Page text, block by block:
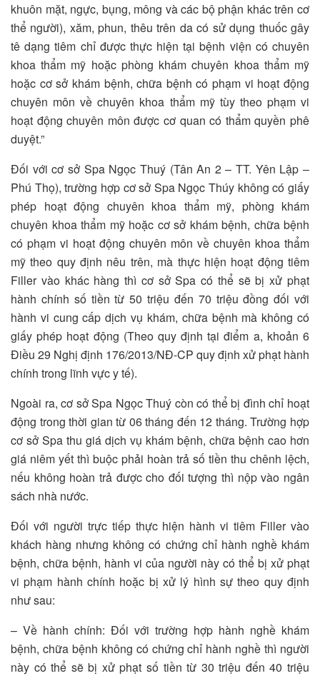
khuôn mặt, ngực, bụng, mông và các bộ phận khác trên cơ
thể người), xăm, phun, thêu trên da có sử dụng thuốc gây
tê dạng tiêm chỉ được thực hiện tại bệnh viện có chuyên
khoa thẩm mỹ hoặc phòng khám chuyên khoa thẩm mỹ
hoặc cơ sở khám bệnh, chữa bệnh có phạm vi hoạt động
chuyên môn về chuyên khoa thẩm mỹ tùy theo phạm vi
hoạt động chuyên môn được cơ quan có thẩm quyền phê
duyệt.”
Đối với cơ sở Spa Ngọc Thuý (Tân An 2 – TT. Yên Lập –
Phú Thọ), trường hợp cơ sở Spa Ngọc Thúy không có giấy
phép hoạt động chuyên khoa thẩm mỹ, phòng khám
chuyên khoa thẩm mỹ hoặc cơ sở khám bệnh, chữa bệnh
có phạm vi hoạt động chuyên môn về chuyên khoa thẩm
mỹ theo quy định nêu trên, mà thực hiện hoạt động tiêm
Filler vào khác hàng thì cơ sở Spa có thể sẽ bị xử phạt
hành chính số tiền từ 50 triệu đến 70 triệu đồng đối với
hành vi cung cấp dịch vụ khám, chữa bệnh mà không có
giấy phép hoạt động (Theo quy định tại điểm a, khoản 6
Điều 29 Nghị định 176/2013/NĐ-CP quy định xử phạt hành
chính trong lĩnh vực y tế).
Ngoài ra, cơ sở Spa Ngọc Thuý còn có thể bị đình chỉ hoạt
động trong thời gian từ 06 tháng đến 12 tháng. Trường hợp
cơ sở Spa thu giá dịch vụ khám bệnh, chữa bệnh cao hơn
giá niêm yết thì buộc phải hoàn trả số tiền thu chênh lệch,
nếu không hoàn trả được cho đối tượng thì nộp vào ngân
sách nhà nước.
Đối với người trực tiếp thực hiện hành vi tiêm Filler vào
khách hàng nhưng không có chứng chỉ hành nghề khám
bệnh, chữa bệnh, hành vi của người này có thể bị xử phạt
vi phạm hành chính hoặc bị xử lý hình sự theo quy định
như sau:
– Về hành chính: Đối với trường hợp hành nghề khám
bệnh, chữa bệnh không có chứng chỉ hành nghề thì người
này có thể sẽ bị xử phạt số tiền từ 30 triệu đến 40 triệu